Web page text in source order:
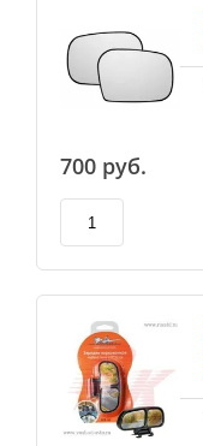
700 руб.